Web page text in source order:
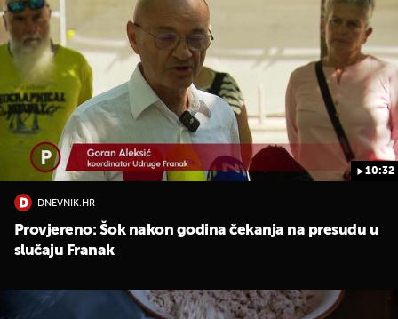
10:32
DNEVNIK.HR
Provjereno: Šok nakon godina čekanja na presudu u
slučaju Franak